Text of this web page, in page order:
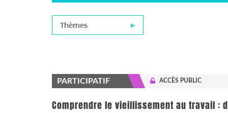
Thèmes
PARTICIPATIF ACCÈS PUBLIC
Comprendre le vieillissement au travail :